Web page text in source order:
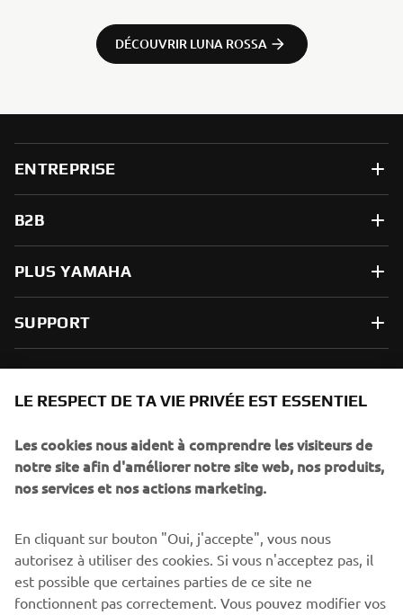
DÉCOUVRIR LUNA ROSSA
ENTREPRISE
B2B
PLUS YAMAHA
SUPPORT
spéciaux, les lancements de produits, etc.
S'ABONNER
Lisez notre politique de confidentialité pour savoir comment
nous traitons vos données personnelles : Politique de
LE RESPECT DE TA VIE PRIVÉE EST ESSENTIEL
Les cookies nous aident à comprendre les visiteurs de
notre site afin d'améliorer notre site web, nos produits,
nos services et nos actions marketing.
En cliquant sur bouton "Oui, j'accepte", vous nous
autorisez à utiliser des cookies. Si vous n'acceptez pas, il
est possible que certaines parties de ce site ne
fonctionnent pas correctement. Vous pouvez modifier vos